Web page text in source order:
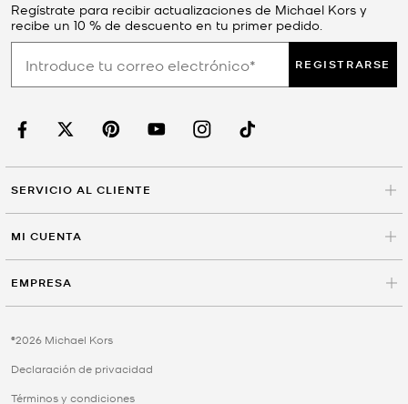
Regístrate para recibir actualizaciones de Michael Kors y
recibe un 10 % de descuento en tu primer pedido.
REGISTRARSE
SERVICIO AL CLIENTE
MI CUENTA
EMPRESA
©2026 Michael Kors
Declaración de privacidad
Términos y condiciones